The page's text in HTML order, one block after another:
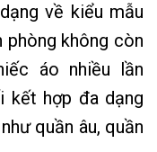
về kiểu mẫu
phòng không còn
áo nhiều lần
kết hợp đa dạng
quần âu, quần